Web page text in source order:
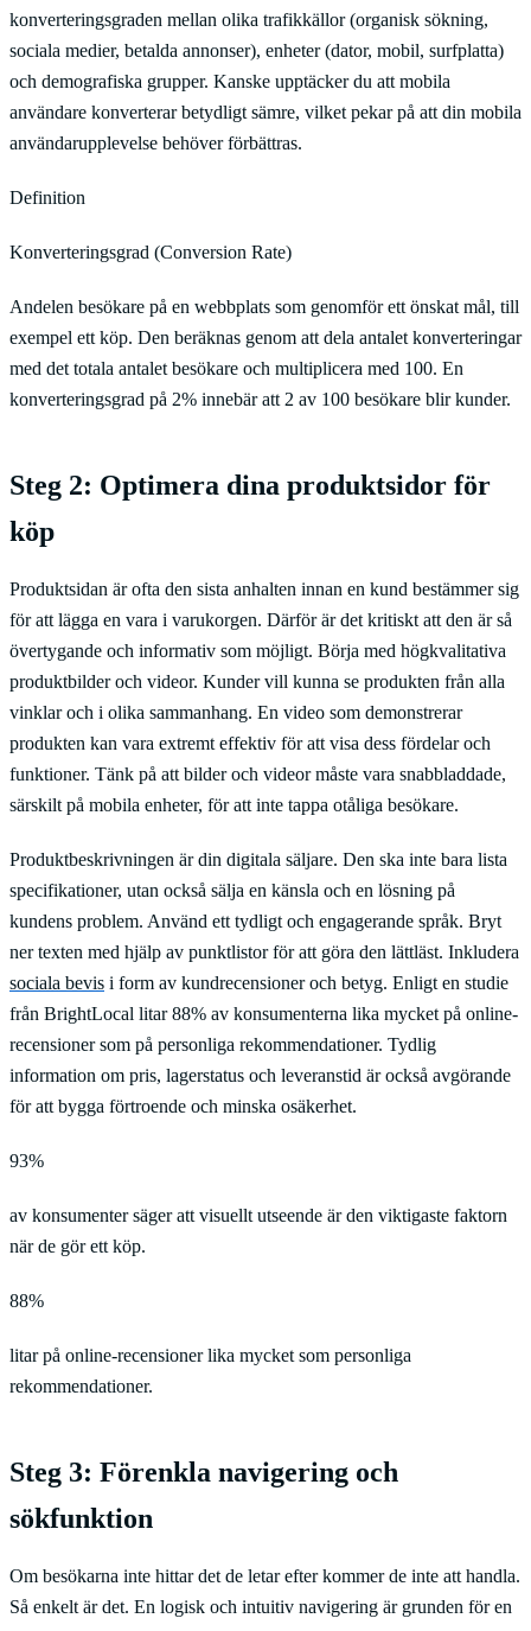
konverteringsgraden mellan olika trafikkällor (organisk sökning,
sociala medier, betalda annonser), enheter (dator, mobil, surfplatta)
och demografiska grupper. Kanske upptäcker du att mobila
användare konverterar betydligt sämre, vilket pekar på att din mobila
användarupplevelse behöver förbättras.
Definition
Konverteringsgrad (Conversion Rate)
Andelen besökare på en webbplats som genomför ett önskat mål, till
exempel ett köp. Den beräknas genom att dela antalet konverteringar
med det totala antalet besökare och multiplicera med 100. En
konverteringsgrad på 2% innebär att 2 av 100 besökare blir kunder.
Steg 2: Optimera dina produktsidor för
köp
Produktsidan är ofta den sista anhalten innan en kund bestämmer sig
för att lägga en vara i varukorgen. Därför är det kritiskt att den är så
övertygande och informativ som möjligt. Börja med högkvalitativa
produktbilder och videor. Kunder vill kunna se produkten från alla
vinklar och i olika sammanhang. En video som demonstrerar
produkten kan vara extremt effektiv för att visa dess fördelar och
funktioner. Tänk på att bilder och videor måste vara snabbladdade,
särskilt på mobila enheter, för att inte tappa otåliga besökare.
Produktbeskrivningen är din digitala säljare. Den ska inte bara lista
specifikationer, utan också sälja en känsla och en lösning på
kundens problem. Använd ett tydligt och engagerande språk. Bryt
ner texten med hjälp av punktlistor för att göra den lättläst. Inkludera
sociala bevis i form av kundrecensioner och betyg. Enligt en studie
från BrightLocal litar 88% av konsumenterna lika mycket på online-
recensioner som på personliga rekommendationer. Tydlig
information om pris, lagerstatus och leveranstid är också avgörande
för att bygga förtroende och minska osäkerhet.
93%
av konsumenter säger att visuellt utseende är den viktigaste faktorn
när de gör ett köp.
88%
litar på online-recensioner lika mycket som personliga
rekommendationer.
Steg 3: Förenkla navigering och
sökfunktion
Om besökarna inte hittar det de letar efter kommer de inte att handla.
Så enkelt är det. En logisk och intuitiv navigering är grunden för en